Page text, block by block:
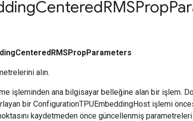
CenteredRMSProp
alın.
işleminden ana bilgisayar belleğine alan bir işlem.
bir ConfigurationTPUEmbeddingHost işlemi
kaydetmeden önce güncellenmiş